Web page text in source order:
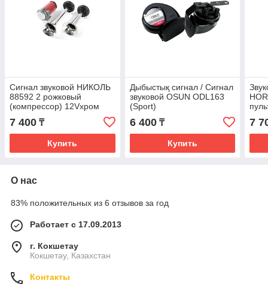
Сигнал звуковой НИКОЛЬ
88592 2 рожковый
(компрессор) 12Vхром
7 400 ₸
Купить
Дыбыстық сигнал / Сигнал
звуковой OSUN ODL163
(Sport)
6 400₸
Купить
7
О нас
83% положительных из 6 отзывов за год
Работает с 17.09.2013
г. Кокшетау
Кокшетау, Казахстан
Контакты